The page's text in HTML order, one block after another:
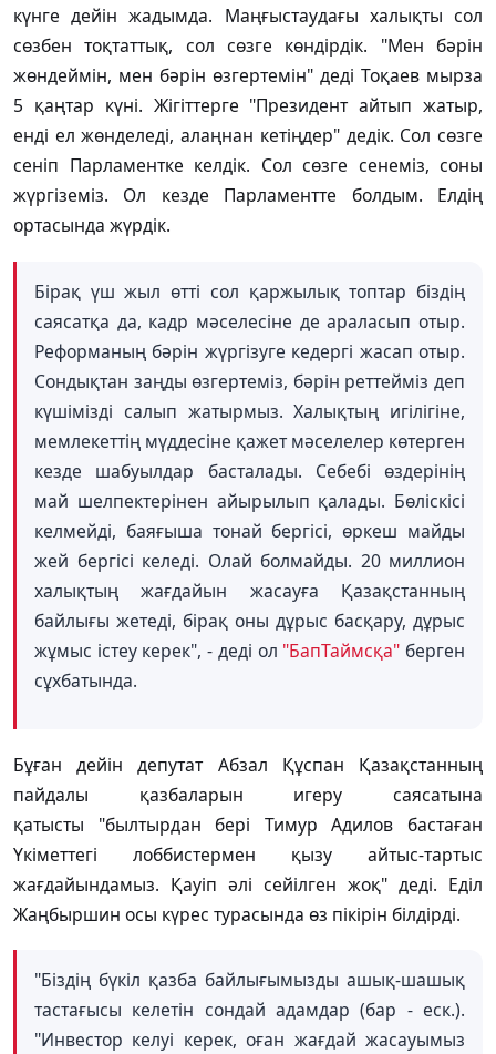
күнге дейін жадымда. Маңғыстаудағы халықты сол
сөзбен тоқтаттық, сол сөзге көндірдік. "Мен бәрін
жөндеймін, мен бәрін өзгертемін" деді Тоқаев мырза
5 қаңтар күні. Жігіттерге "Президент айтып жатыр,
енді ел жөнделеді, алаңнан кетіңдер" дедік. Сол сөзге
сеніп Парламентке келдік. Сол сөзге сенеміз, соны
жүргіземіз. Ол кезде Парламентте болдым. Елдің
ортасында жүрдік.
Бірақ үш жыл өтті сол қаржылық топтар біздің
саясатқа да, кадр мәселесіне де араласып отыр.
Реформаның бәрін жүргізуге кедергі жасап отыр.
Сондықтан заңды өзгертеміз, бәрін реттейміз деп
күшімізді салып жатырмыз. Халықтың игілігіне,
мемлекеттің мүддесіне қажет мәселелер көтерген
кезде шабуылдар басталады. Себебі өздерінің
май шелпектерінен айырылып қалады. Бөліскісі
келмейді, баяғыша тонай бергісі, өркеш майды
жей бергісі келеді. Олай болмайды. 20 миллион
халықтың жағдайын жасауға Қазақстанның
байлығы жетеді, бірақ оны дұрыс басқару, дұрыс
жұмыс істеу керек", - деді ол "БапТаймсқа" берген
сұхбатында.
Бұған дейін депутат Абзал Құспан Қазақстанның
пайдалы қазбаларын игеру саясатына
қатысты "былтырдан бері Тимур Адилов бастаған
Үкіметтегі лоббистермен қызу айтыс-тартыс
жағдайындамыз. Қауіп әлі сейілген жоқ" деді. Еділ
Жаңбыршин осы күрес турасында өз пікірін білдірді.
"Біздің бүкіл қазба байлығымызды ашық-шашық
тастағысы келетін сондай адамдар (бар - еск.).
"Инвестор келуі керек, оған жағдай жасауымыз